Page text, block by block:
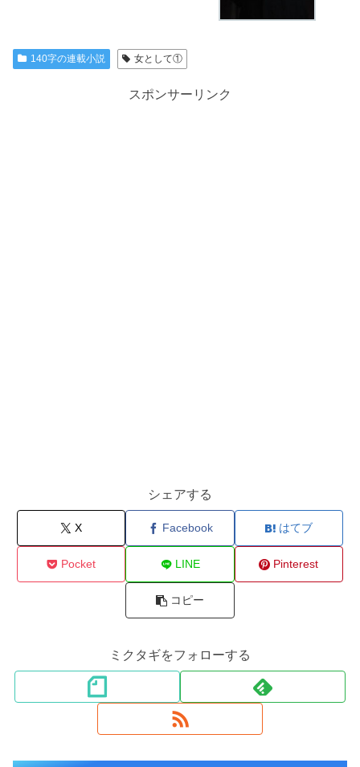
140字の連載小説 女として①
スポンサーリンク
シェアする
X Facebook はてブ
Pocket LINE Pinterest
コピー
ミクタギをフォローする